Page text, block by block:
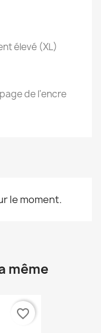
élevé (XL)
de l'encre
le moment.
même
favorite_border